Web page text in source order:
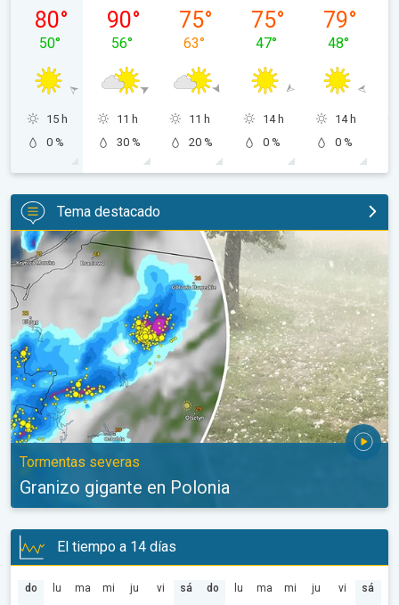
80°
50°
15 h
0 %
90°
56°
11 h
30 %
75°
63°
11 h
20 %
75°
47°
14 h
0 %
79°
48°
14 h
0 %
Tema destacado
Granizo gigante en Polonia. Tormentas severas. . .
Tormentas severas
Granizo gigante en Polonia
El tiempo a 14 días
do lu ma mi ju vi sá do lu ma mi ju vi sá